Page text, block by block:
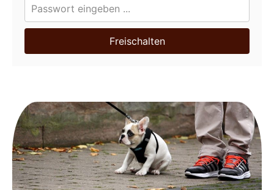
Freischalten